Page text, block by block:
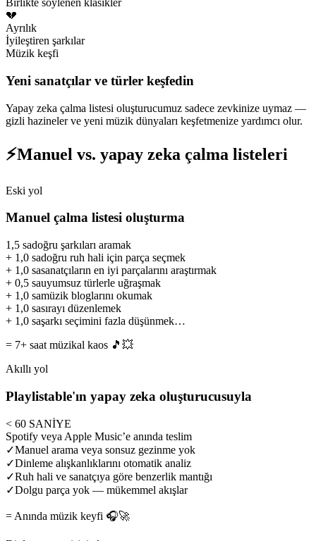
Birlikte söylenen klasikler
💔
Ayrılık
İyileştiren şarkılar
Müzik keşfi
Yeni sanatçılar ve türler keşfedin
Yapay zeka çalma listesi oluşturucumuz sadece zevkinize uymaz —
gizli hazineler ve yeni müzik dünyaları keşfetmenize yardımcı olur.
⚡Manuel vs. yapay zeka çalma listeleri
Eski yol
Manuel çalma listesi oluşturma
1,5 sadoğru şarkıları aramak
+ 1,0 sadoğru ruh hali için parça seçmek
+ 1,0 sasanatçıların en iyi parçalarını araştırmak
+ 0,5 sauyumsuz türlerle uğraşmak
+ 1,0 samüzik bloglarını okumak
+ 1,0 sasırayı düzenlemek
+ 1,0 saşarkı seçimini fazla düşünmek…
= 7+ saat müzikal kaos 🎵💥
Akıllı yol
Playlistable'ın yapay zeka oluşturucusuyla
< 60 SANİYE
Spotify veya Apple Music’e anında teslim
✓Manuel arama veya sonsuz gezinme yok
✓Dinleme alışkanlıklarını otomatik analiz
✓Ruh hali ve sanatçıya göre benzerlik mantığı
✓Dolgu parça yok — mükemmel akışlar
= Anında müzik keyfi 🎧🚀